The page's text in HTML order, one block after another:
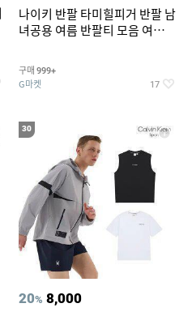
나이키 반팔 타미힐피거 반팔 남
녀공용 여름 반팔티 모음 여름
구매 999+
G마켓 17
30
20% 8,000